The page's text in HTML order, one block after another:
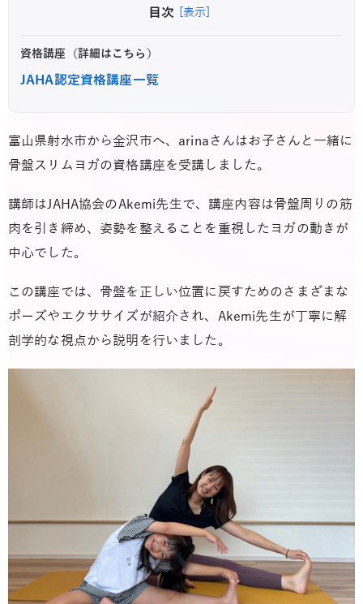
目次 [表示]
資格講座（詳細はこちら）
JAHA認定資格講座一覧
富山県射水市から金沢市へ、arinaさんはお子さんと一緒に
骨盤スリムヨガの資格講座を受講しました。
講師はJAHA協会のAkemi先生で、講座内容は骨盤周りの筋
肉を引き締め、姿勢を整えることを重視したヨガの動きが
中心でした。
この講座では、骨盤を正しい位置に戻すためのさまざまな
ポーズやエクササイズが紹介され、Akemi先生が丁寧に解
剖学的な視点から説明を行いました。